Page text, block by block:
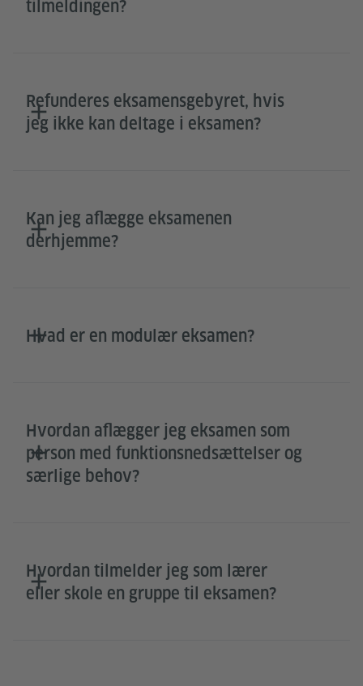
tilmeldingen?
Refunderes eksamensgebyret, hvis
jeg ikke kan deltage i eksamen?
Kan jeg aflægge eksamenen
derhjemme?
Hvad er en modulær eksamen?
Hvordan aflægger jeg eksamen som
person med funktionsnedsættelser og
særlige behov?
Hvordan tilmelder jeg som lærer
eller skole en gruppe til eksamen?